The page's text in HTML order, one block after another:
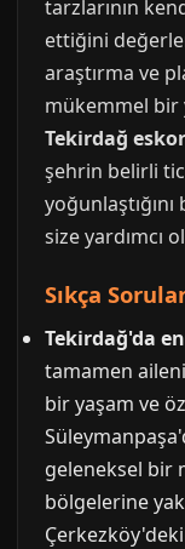
tarzlarının
ettiğini
araştırma ve
mükemmel bir
Tekirdağ
şehrin belirli
size yardımcı
Sıkça
Tekirdağ'da
tamamen
bir yaşam ve
geleneksel bir
bölgelerine